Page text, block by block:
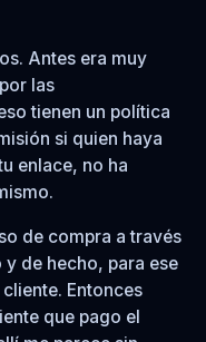
Antes era muy
las
tienen un política
si quien haya
enlace, no ha
de compra a través
de hecho, para ese
Entonces
que pago el